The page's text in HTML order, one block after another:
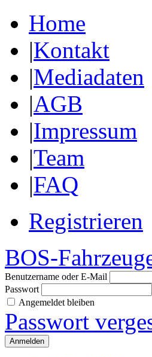
Home
|Kontakt
|Mediadaten
|AGB
|Impressum
|Team
|FAQ
Registrieren
BOS-
Benutzername oder E-Mail
Passwort
Angemeldet bleiben
Passwort